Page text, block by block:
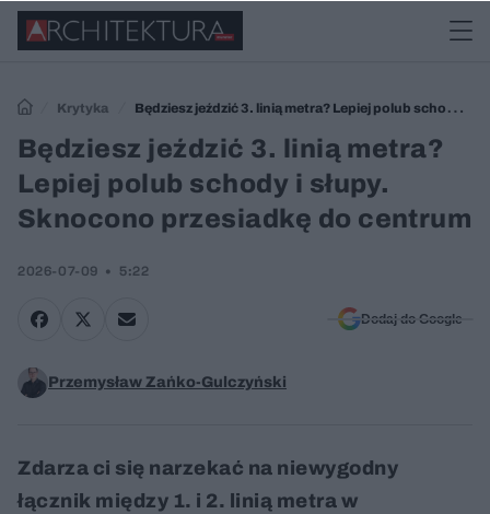
Krytyka
Będziesz jeździć 3. linią metra? Lepiej polub schody i
słupy. Sknocono przesiadkę do centrum
Będziesz jeździć 3. linią metra?
Lepiej polub schody i słupy.
Sknocono przesiadkę do centrum
2026-07-09 5:22
Dodaj do Google
Przemysław Zańko-Gulczyński
Zdarza ci się narzekać na niewygodny
łącznik między 1. i 2. linią metra w